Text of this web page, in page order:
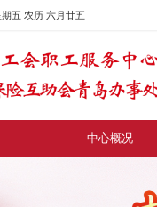
五 农历 六月廿五
中心概况